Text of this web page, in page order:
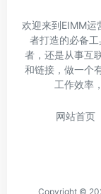
欢迎来到EIMM运
者打造的必备
者，还是从事互
和链接，做一个
工作效率
网站首页
Copyright ©